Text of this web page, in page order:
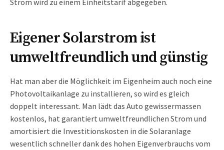
Eigener Solarstrom ist
umweltfreundlich und günstig
Hat man aber die Möglichkeit im Eigenheim auch noch eine
Photovoltaikanlage zu installieren, so wird es gleich
doppelt interessant. Man lädt das Auto gewissermassen
kostenlos, hat garantiert umweltfreundlichen Strom und
amortisiert die Investitionskosten in die Solaranlage
wesentlich schneller dank des hohen Eigenverbrauchs vom